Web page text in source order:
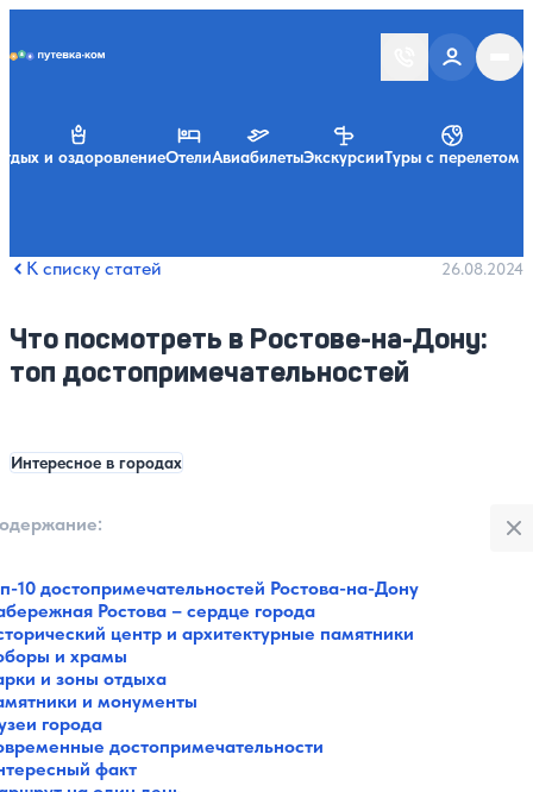
и оздоровлениеОтелиАвиабилетыЭкскурсииТуры с перелетом
Что посмотреть в Ростове-на-Дону:
топ достопримечательностей
К списку статей 26.08.2024
Интересное в городах
Все категории
Музеи
Галереи
Парки
Театры
Площади
Пляжи
Мосты
10 достопримечательностей Ростова-на-Дону
Ростова – сердце города
центр и архитектурные памятники
и храмы
и зоны отдыха
и монументы
города
достопримечательности
факт